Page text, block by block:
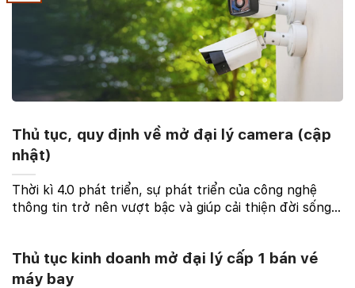
Thủ tục, quy định về mở đại lý camera (cập
nhật)
Thời kì 4.0 phát triển, sự phát triển của công nghệ
thông tin trở nên vượt bậc và giúp cải thiện đời sống
Thủ tục kinh doanh mở đại lý cấp 1 bán vé
máy bay